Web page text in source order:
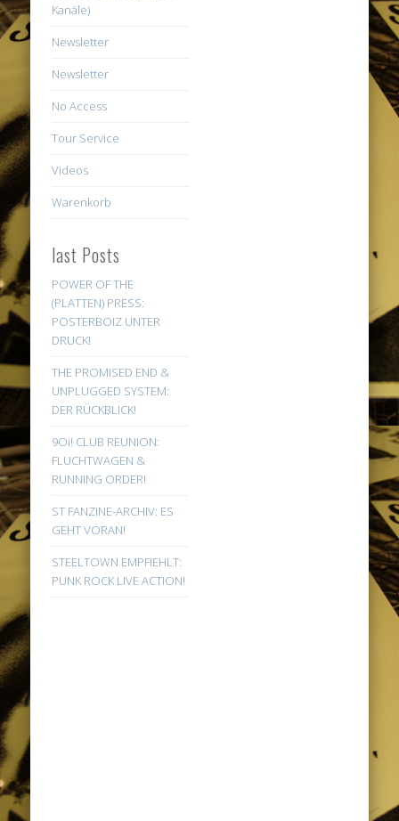
Kanäle)
Newsletter
Newsletter
No Access
Tour Service
Videos
Warenkorb
last Posts
POWER OF THE
(PLATTEN) PRESS:
POSTERBOIZ UNTER
DRUCK!
THE PROMISED END &
UNPLUGGED SYSTEM:
DER RÜCKBLICK!
9Oi! CLUB REUNION:
FLUCHTWAGEN &
RUNNING ORDER!
ST FANZINE-ARCHIV: ES
GEHT VORAN!
STEELTOWN EMPFIEHLT:
PUNK ROCK LIVE ACTION!